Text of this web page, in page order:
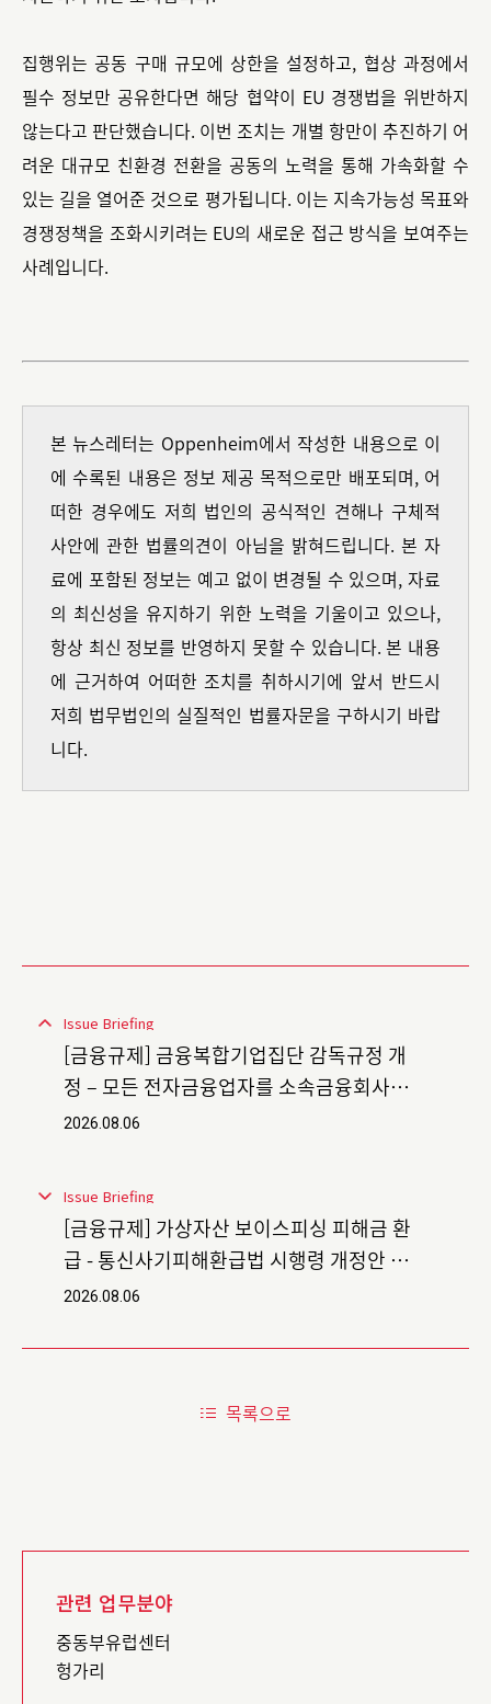
집행위는 공동 구매 규모에 상한을 설정하고, 협상 과정에서
필수 정보만 공유한다면 해당 협약이 EU 경쟁법을 위반하지
않는다고 판단했습니다. 이번 조치는 개별 항만이 추진하기 어
려운 대규모 친환경 전환을 공동의 노력을 통해 가속화할 수
있는 길을 열어준 것으로 평가됩니다. 이는 지속가능성 목표와
경쟁정책을 조화시키려는 EU의 새로운 접근 방식을 보여주는
사례입니다.
본 뉴스레터는 Oppenheim에서 작성한 내용으로 이
에 수록된 내용은 정보 제공 목적으로만 배포되며, 어
떠한 경우에도 저희 법인의 공식적인 견해나 구체적
사안에 관한 법률의견이 아님을 밝혀드립니다. 본 자
료에 포함된 정보는 예고 없이 변경될 수 있으며, 자료
의 최신성을 유지하기 위한 노력을 기울이고 있으나,
항상 최신 정보를 반영하지 못할 수 있습니다. 본 내용
에 근거하여 어떠한 조치를 취하시기에 앞서 반드시
저희 법무법인의 실질적인 법률자문을 구하시기 바랍
니다.
Issue Briefing
[금융규제] 금융복합기업집단 감독규정 개
정 – 모든 전자금융업자를 소속금융회사에
포함
2026.08.06
Issue Briefing
[금융규제] 가상자산 보이스피싱 피해금 환
급 - 통신사기피해환급법 시행령 개정안 입
법예고
2026.08.06
목록으로
관련 업무분야
중동부유럽센터
헝가리